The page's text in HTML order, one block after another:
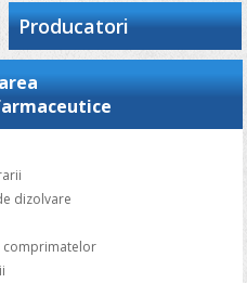
Producatori
dizolvare
comprimatelor